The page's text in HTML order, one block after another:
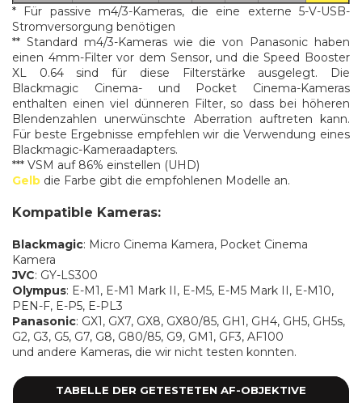
* Für passive m4/3-Kameras, die eine externe 5-V-USB-
Stromversorgung benötigen
** Standard m4/3-Kameras wie die von Panasonic haben
einen 4mm-Filter vor dem Sensor, und die Speed Booster
XL 0.64 sind für diese Filterstärke ausgelegt. Die
Blackmagic Cinema- und Pocket Cinema-Kameras
enthalten einen viel dünneren Filter, so dass bei höheren
Blendenzahlen unerwünschte Aberration auftreten kann.
Für beste Ergebnisse empfehlen wir die Verwendung eines
Blackmagic-Kameraadapters.
*** VSM auf 86% einstellen (UHD)
Gelb die Farbe gibt die empfohlenen Modelle an.
Kompatible Kameras:
Blackmagic: Micro Cinema Kamera, Pocket Cinema
Kamera
JVC: GY-LS300
Olympus: E-M1, E-M1 Mark II, E-M5, E-M5 Mark II, E-M10,
PEN-F, E-P5, E-PL3
Panasonic: GX1, GX7, GX8, GX80/85, GH1, GH4, GH5, GH5s,
G2, G3, G5, G7, G8, G80/85, G9, GM1, GF3, AF100
und andere Kameras, die wir nicht testen konnten.
TABELLE DER GETESTETEN AF-OBJEKTIVE